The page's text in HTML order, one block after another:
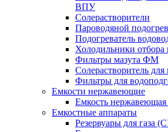
ВПУ
Солерастворители
Пароводяной
Подогреватель
Холодильники отбора
Фильтры мазута ФМ
Солерастворитель для
Фильтры для
Емкости нержавеющие
Емкость
Емкостные аппараты
Резервуары для газа